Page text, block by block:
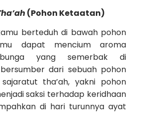
(Pohon Ketaatan)
berteduh di bawah pohon
dapat mencium aroma
yang semerbak di
dari sebuah pohon
tha’ah, yakni pohon
saksi terhadap keridhaan
di hari turunnya ayat